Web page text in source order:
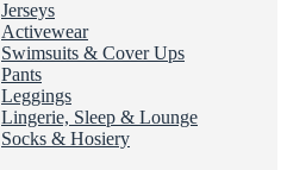
Jerseys
Activewear
Swimsuits & Cover Ups
Pants
Leggings
Lingerie, Sleep & Lounge
Socks & Hosiery